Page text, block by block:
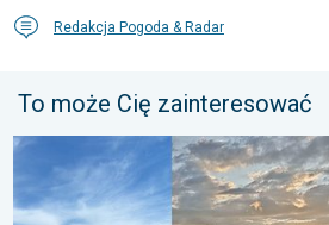
Redakcja Pogoda & Radar
To może Cię zainteresować
Półmetek wakacji. Jaka pogoda w